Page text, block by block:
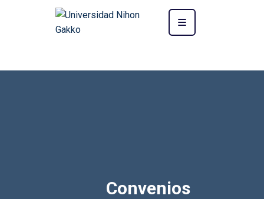
Convenios